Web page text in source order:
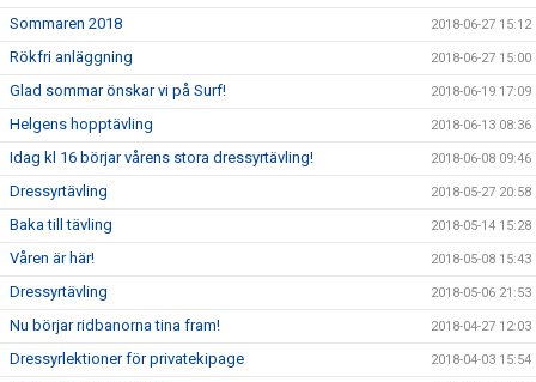
Sommaren 2018 2018-06-27 15:12
Rökfri anläggning 2018-06-27 15:00
Glad sommar önskar vi på Surf! 2018-06-19 17:09
Helgens hopptävling 2018-06-13 08:36
Idag kl 16 börjar vårens stora dressyrtävling! 2018-06-08 09:46
Dressyrtävling 2018-05-27 20:58
Baka till tävling 2018-05-14 15:28
Våren är här! 2018-05-08 15:43
Dressyrtävling 2018-05-06 21:53
Nu börjar ridbanorna tina fram! 2018-04-27 12:03
Dressyrlektioner för privatekipage 2018-04-03 15:54